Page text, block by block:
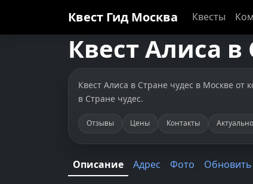
Квест Гид Москва Квесты
КвестАлиса в
Квест Алиса в Стране чудес в Москве от
в Стране чудес.
Отзывы Цены Контакты
Описание Адрес Фото Обновить